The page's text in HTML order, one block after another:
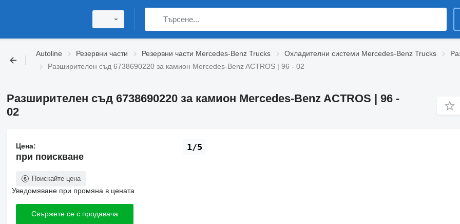
Autoline Резервни части Резервни части Mercedes-Benz Trucks Охладителни системи Mercedes-Benz Trucks
Разширителен съд 6738690220 за камион Mercedes-Benz ACTROS | 96 - 02
Разширителен съд 6738690220 за камион Mercedes-Benz ACTROS | 96 -
02
1/5
Цена:
при поискване
Поискайте цена
Уведомяване при промяна в цената
Свържете се с продавача